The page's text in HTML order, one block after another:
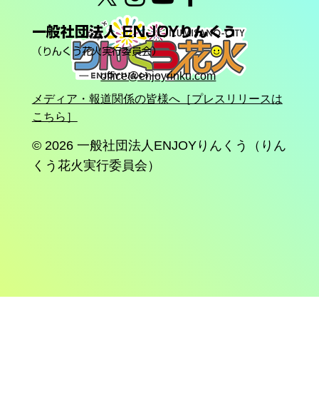
りんくう花火2026終了＆翌朝6月7日(日)
「大クリーン！りんくう（清掃活動）」
のお知らせ
一般社団法人 ENJOYりんくう
（りんくう花火実行委員会）
office@enjoyrinku.com
メディア・報道関係の皆様へ［プレスリリースは
こちら］
© 2026 一般社団法人ENJOYりんくう（りん
くう花火実行委員会）